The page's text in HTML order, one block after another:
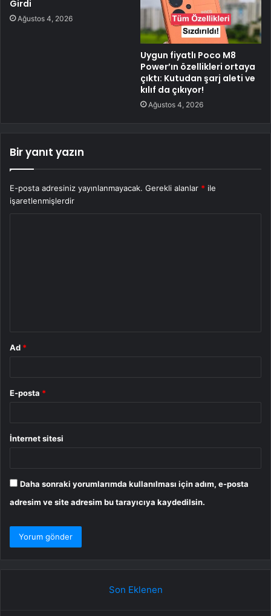
Girdi
Ağustos 4, 2026
Uygun fiyatlı Poco M8
Power’ın özellikleri ortaya
çıktı: Kutudan şarj aleti ve
kılıf da çıkıyor!
Ağustos 4, 2026
Bir yanıt yazın
E-posta adresiniz yayınlanmayacak. Gerekli alanlar * ile
işaretlenmişlerdir
Ad *
E-posta *
İnternet sitesi
Daha sonraki yorumlarımda kullanılması için adım, e-posta
adresim ve site adresim bu tarayıcıya kaydedilsin.
Son Eklenen